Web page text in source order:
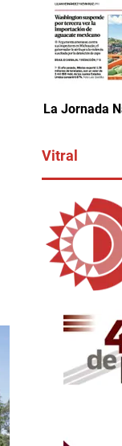
La Jornada
Vitral